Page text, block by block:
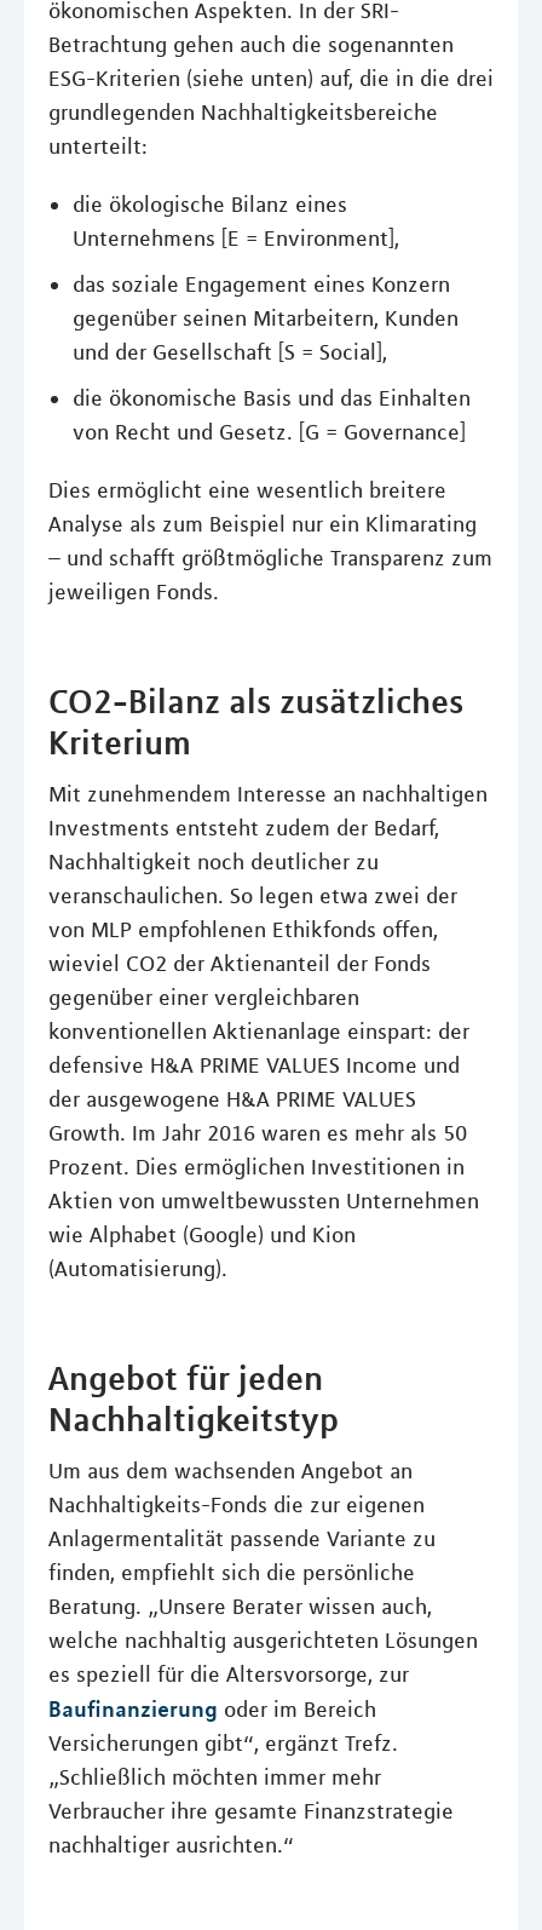
ökonomischen Aspekten. In der SRI-
Betrachtung gehen auch die sogenannten
ESG-Kriterien (siehe unten) auf, die in die drei
grundlegenden Nachhaltigkeitsbereiche
unterteilt:
die ökologische Bilanz eines
Unternehmens [E = Environment],
das soziale Engagement eines Konzern
gegenüber seinen Mitarbeitern, Kunden
und der Gesellschaft [S = Social],
die ökonomische Basis und das Einhalten
von Recht und Gesetz. [G = Governance]
Dies ermöglicht eine wesentlich breitere
Analyse als zum Beispiel nur ein Klimarating
– und schafft größtmögliche Transparenz zum
jeweiligen Fonds.
CO2-Bilanz als zusätzliches
Kriterium
Mit zunehmendem Interesse an nachhaltigen
Investments entsteht zudem der Bedarf,
Nachhaltigkeit noch deutlicher zu
veranschaulichen. So legen etwa zwei der
von MLP empfohlenen Ethikfonds offen,
wieviel CO2 der Aktienanteil der Fonds
gegenüber einer vergleichbaren
konventionellen Aktienanlage einspart: der
defensive H&A PRIME VALUES Income und
der ausgewogene H&A PRIME VALUES
Growth. Im Jahr 2016 waren es mehr als 50
Prozent. Dies ermöglichen Investitionen in
Aktien von umweltbewussten Unternehmen
wie Alphabet (Google) und Kion
(Automatisierung).
Angebot für jeden
Nachhaltigkeitstyp
Um aus dem wachsenden Angebot an
Nachhaltigkeits-Fonds die zur eigenen
Anlagermentalität passende Variante zu
finden, empfiehlt sich die persönliche
Beratung. „Unsere Berater wissen auch,
welche nachhaltig ausgerichteten Lösungen
es speziell für die Altersvorsorge, zur
Baufinanzierung oder im Bereich
Versicherungen gibt“, ergänzt Trefz.
„Schließlich möchten immer mehr
Verbraucher ihre gesamte Finanzstrategie
nachhaltiger ausrichten.“